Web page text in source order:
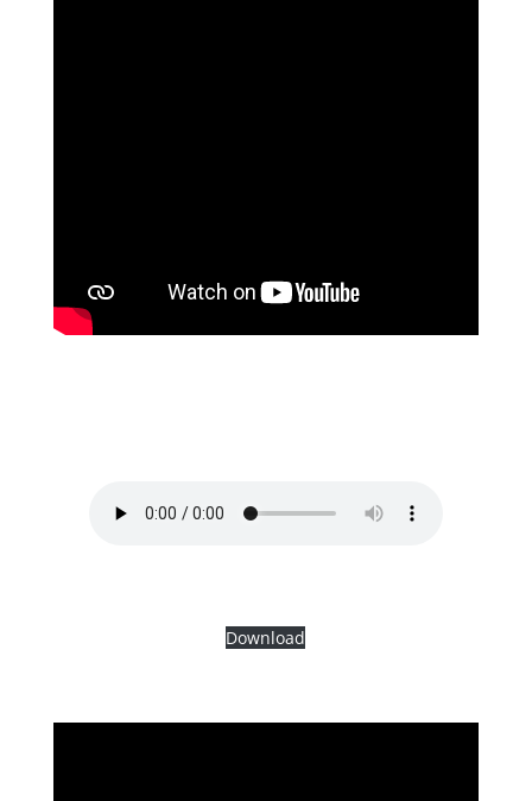
Download